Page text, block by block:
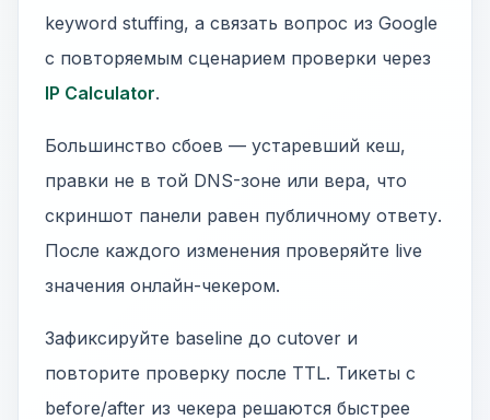
keyword stuffing, а связать вопрос из Google
с повторяемым сценарием проверки через
IP Calculator.
Большинство сбоев — устаревший кеш,
правки не в той DNS-зоне или вера, что
скриншот панели равен публичному ответу.
После каждого изменения проверяйте live
значения онлайн-чекером.
Зафиксируйте baseline до cutover и
повторите проверку после TTL. Тикеты с
before/after из чекера решаются быстрее